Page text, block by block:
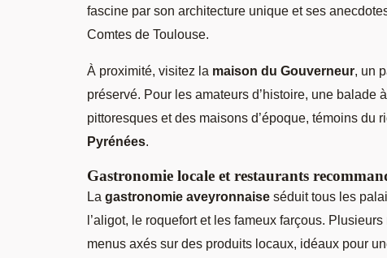
fascine par son architecture unique et ses
Comtes de Toulouse.
À proximité, visitez la maison du Gouverneur, un
préservé. Pour les amateurs d’histoire, une balade
pittoresques et des maisons d’époque, témoins du
Pyrénées.
Gastronomie locale et restaurants
La gastronomie aveyronnaise séduit tous les
l’aligot, le roquefort et les fameux farçous.
menus axés sur des produits locaux, idéaux pour